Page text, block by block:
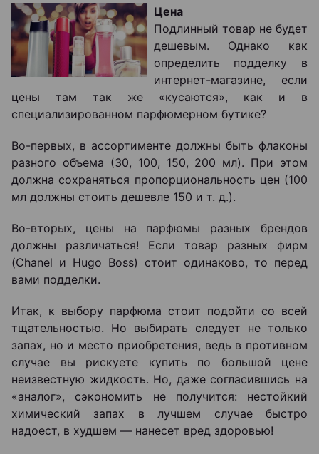
Цена
Подлинный товар не будет
дешевым. Однако как
определить подделку в
интернет-магазине, если
цены там так же «кусаются», как и в
специализированном парфюмерном бутике?
Во-первых, в ассортименте должны быть флаконы
разного объема (30, 100, 150, 200 мл). При этом
должна сохраняться пропорциональность цен (100
мл должны стоить дешевле 150 и т. д.).
Во-вторых, цены на парфюмы разных брендов
должны различаться! Если товар разных фирм
(Chanel и Hugo Boss) стоит одинаково, то перед
вами подделки.
Итак, к выбору парфюма стоит подойти со всей
тщательностью. Но выбирать следует не только
запах, но и место приобретения, ведь в противном
случае вы рискуете купить по большой цене
неизвестную жидкость. Но, даже согласившись на
«аналог», сэкономить не получится: нестойкий
химический запах в лучшем случае быстро
надоест, в худшем ― нанесет вред здоровью!